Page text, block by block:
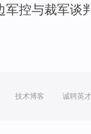
军控与裁军谈
技术博客 诚聘英才